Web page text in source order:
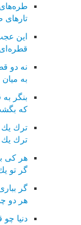
این
نه دو
به
بنگر
كه
ترك یك
ترك
هر كی
گر تو
گر
هر دو
دنیا